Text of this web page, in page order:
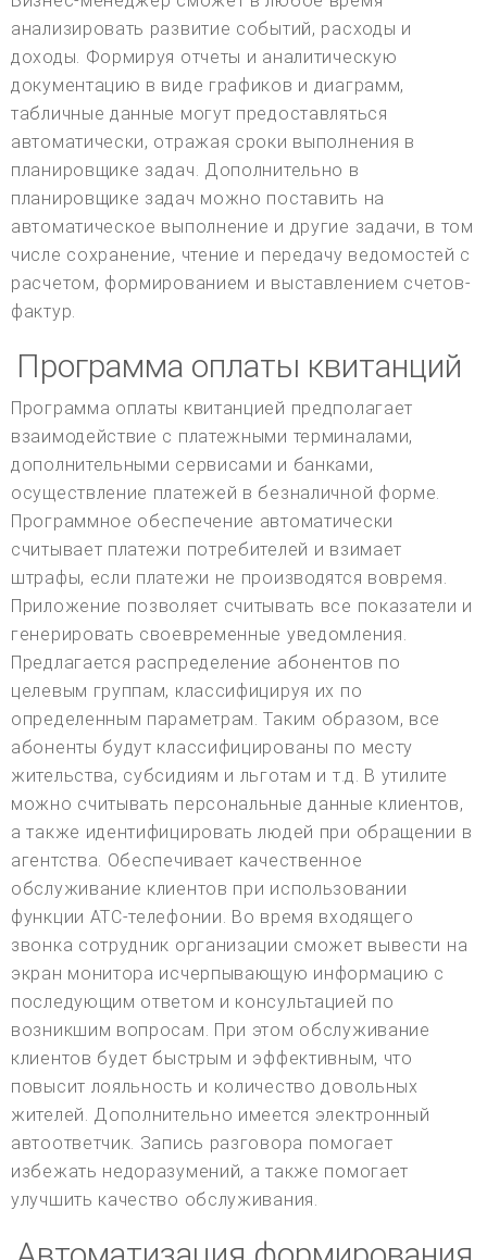
анализировать развитие событий, расходы и
доходы. Формируя отчеты и аналитическую
документацию в виде графиков и диаграмм,
табличные данные могут предоставляться
автоматически, отражая сроки выполнения в
планировщике задач. Дополнительно в
планировщике задач можно поставить на
автоматическое выполнение и другие задачи, в том
числе сохранение, чтение и передачу ведомостей с
расчетом, формированием и выставлением счетов-
фактур.
Программа оплаты квитанций
Программа оплаты квитанцией предполагает
взаимодействие с платежными терминалами,
дополнительными сервисами и банками,
осуществление платежей в безналичной форме.
Программное обеспечение автоматически
считывает платежи потребителей и взимает
штрафы, если платежи не производятся вовремя.
Приложение позволяет считывать все показатели и
генерировать своевременные уведомления.
Предлагается распределение абонентов по
целевым группам, классифицируя их по
определенным параметрам. Таким образом, все
абоненты будут классифицированы по месту
жительства, субсидиям и льготам и т.д. В утилите
можно считывать персональные данные клиентов,
а также идентифицировать людей при обращении в
агентства. Обеспечивает качественное
обслуживание клиентов при использовании
функции АТС-телефонии. Во время входящего
звонка сотрудник организации сможет вывести на
экран монитора исчерпывающую информацию с
последующим ответом и консультацией по
возникшим вопросам. При этом обслуживание
клиентов будет быстрым и эффективным, что
повысит лояльность и количество довольных
жителей. Дополнительно имеется электронный
автоответчик. Запись разговора помогает
избежать недоразумений, а также помогает
улучшить качество обслуживания.